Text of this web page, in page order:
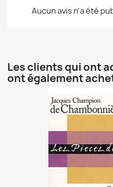
Aucun avis n'a été
Les clients qui ont
ont également